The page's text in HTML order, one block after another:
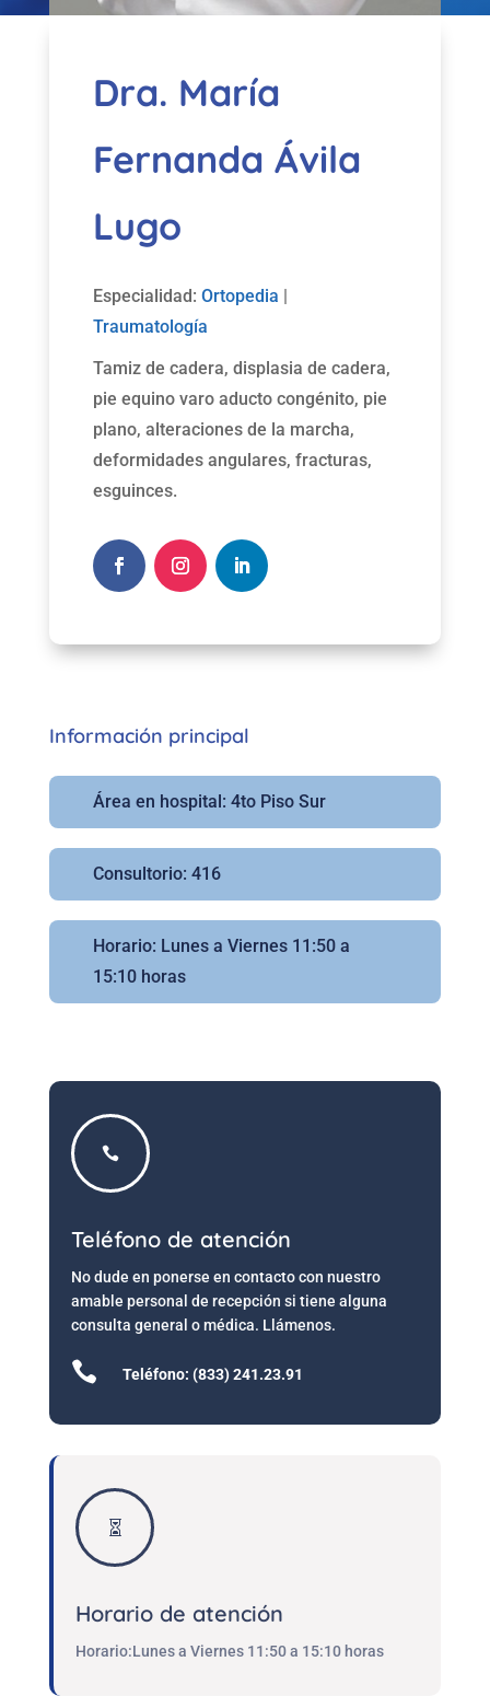
Dra. María
Fernanda Ávila
Lugo
Especialidad: Ortopedia
Traumatología
Tamiz de cadera, displasia de cadera,
pie equino varo aducto congénito, pie
plano, alteraciones de la marcha,
deformidades angulares, fracturas,
esguinces.
Información principal
Área en hospital: 4to Piso Sur
Consultorio: 416
Horario: Lunes a Viernes 11:50 a
15:10 horas

Teléfono de atención
No dude en ponerse en contacto con nuestro
amable personal de recepción si tiene alguna
consulta general o médica. Llámenos.
 Teléfono: (833) 241.23.91

Horario de atención
Horario:Lunes a Viernes 11:50 a 15:10 horas